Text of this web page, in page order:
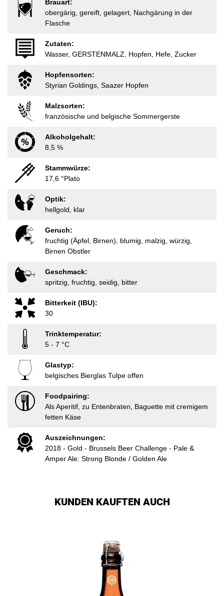
Brauart:
obergärig, gereift, gelagert, Nachgärung in der
Flasche
Zutaten:
Wasser, GERSTENMALZ, Hopfen, Hefe, Zucker
Hopfensorten:
Styrian Goldings, Saazer Hopfen
Malzsorten:
französische und belgische Sommergerste
Alkoholgehalt:
8,5 %
Stammwürze:
17,6 °Plato
Optik:
hellgold, klar
Geruch:
fruchtig (Äpfel, Birnen), blumig, malzig, würzig,
Birnen Obstler
Geschmack:
spritzig, fruchtig, seidig, bitter
Bitterkeit (IBU):
30
Trinktemperatur:
5 - 7 °C
Glastyp:
belgisches Bierglas Tulpe offen
Foodpairing:
Als Aperitif, zu Entenbraten, Baguette mit cremigem
fetten Käse
Auszeichnungen:
2018 - Gold - Brussels Beer Challenge - Pale &
Amper Ale: Strong Blonde / Golden Ale
KUNDEN KAUFTEN AUCH